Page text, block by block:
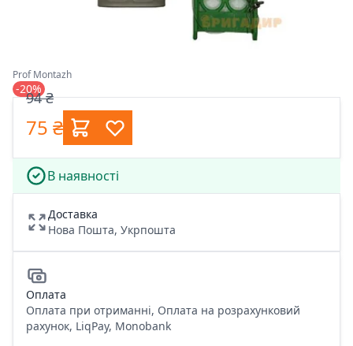
Prof Montazh
-20%
94 ₴
75 ₴
В наявності
Доставка
Нова Пошта, Укрпошта
Оплата
Оплата при отриманні, Оплата на розрахунковий
рахунок, LiqPay, Monobank